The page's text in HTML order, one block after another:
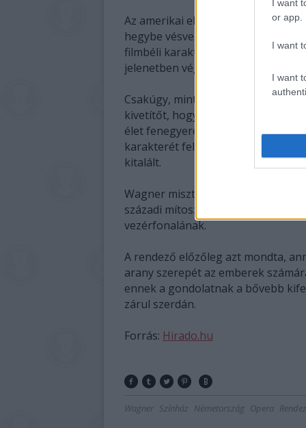
I want
or app.
I want
I want
Az amerikai elnökök feje helyett
hegybe vésve. Siegfried egy Elvis-
filmbéli karaktereihez hasonló
jelenetben végez a sárkánnyal.
Csakúgy, mint A Nibelung gyűrűjé
kivetítőt, hogy a közönség még
élet fenegyerekeként számon
karakterét felnagyította az eredeti
kitalált.
Wagner misztikumát és a 19.
századi mítoszokra helyezi a
vezérfonalának.
A rendező előzőleg azt mondta,
arany szerepét az emberek
ennek a gondolatnak a bővebb
zárul szerdán.
Forrás: Hirado.hu
Wagner Színház Németország Opera